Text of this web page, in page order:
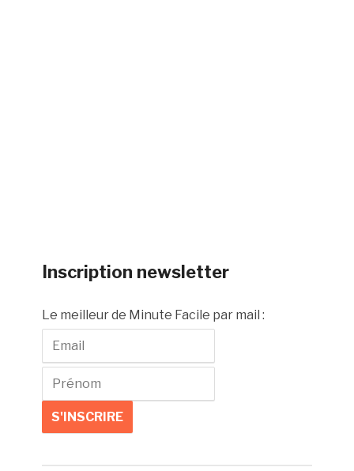
Inscription newsletter
Le meilleur de Minute Facile par mail :